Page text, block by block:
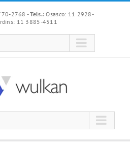
2768 -Tels.: Osasco: 11 2928-
11 3885-4511